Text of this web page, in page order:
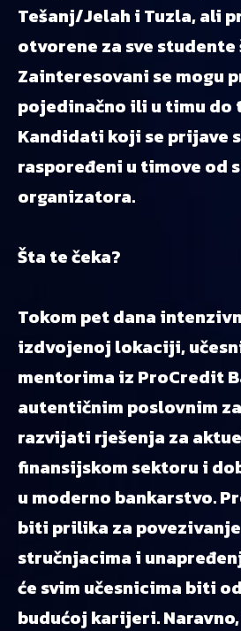
Tešanj/Jelah i Tuzla, ali
otvorene za sve
Zainteresovani se mogu
pojedinačno ili u timu do
Kandidati koji se prijave
raspoređeni u timove od
organizatora.
Šta te čeka?
Tokom pet dana
izdvojenoj lokaciji,
mentorima iz ProCredit
autentičnim poslovnim
razvijati rješenja za
finansijskom sektoru i
u moderno bankarstvo.
biti prilika za
stručnjacima i
će svim učesnicima biti
budućoj karijeri.